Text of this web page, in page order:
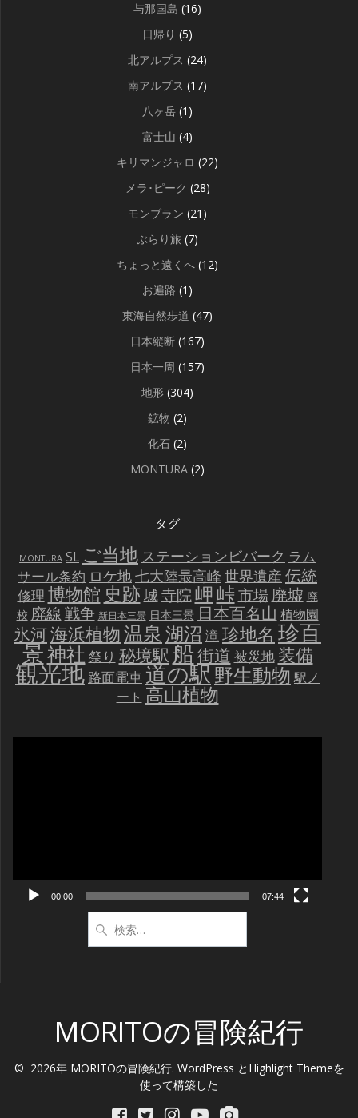
与那国島 (16)
日帰り (5)
北アルプス (24)
南アルプス (17)
八ヶ岳 (1)
富士山 (4)
キリマンジャロ (22)
メラ･ピーク (28)
モンブラン (21)
ぶらり旅 (7)
ちょっと遠くへ (12)
お遍路 (1)
東海自然歩道 (47)
日本縦断 (167)
日本一周 (157)
地形 (304)
鉱物 (2)
化石 (2)
MONTURA (2)
タグ
MONTURA SL ご当地 ステーションビバーク ラム
サール条約 ロケ地七大陸最高峰 世界遺産 伝統
修理 博物館 史跡城寺院岬峠市場 廃墟 廃
校 廃線戦争 新日本三景 日本三景 日本百名山 植物園
氷河海浜植物温泉湖沼 滝珍地名 珍百
景神社 祭り 秘境駅船街道 被災地 装備
観光地 路面電車道の駅野生動物 駅ノ
ート 高山植物
00:00 07:44
索:
MORITOの冒険紀行
© 2026年 MORITOの冒険紀行. WordPress と Highlight Themeを
使って構築した